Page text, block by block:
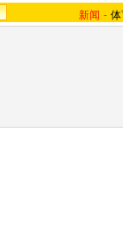
新闻 -